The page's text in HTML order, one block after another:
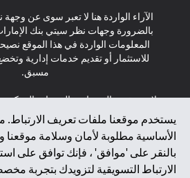
يستخدم موقعنا ملفات تعريف الارتباط.
الأساسية مطلوبة لأمان وسلامة موقعنا
بالنقر على 'موافق' ، فإنك توافق على
الارتباط التسويقية لتزويدك بتجربة
الآراء الواردة هنا لا تعبر سوى عن وجهة
بالضرورة وجهات نظر سيتي بنك
المعلومات الواردة في هذا الموقع
للاستثمار أو تقديم خدمات إدارية
مسبق.
لا يتم تقديم المنتجات والخدمات
المقيمين في الاتحاد الأوروبي أو المنطقة
سويسرا أو غيرنسي أو جيرسي أو
الفاتيكان أو جزيرة مان أو المملكة
(لائحة حماية البيانات العامة \ قانون
العامة \ قانون خصوصية نيوزيلندا).